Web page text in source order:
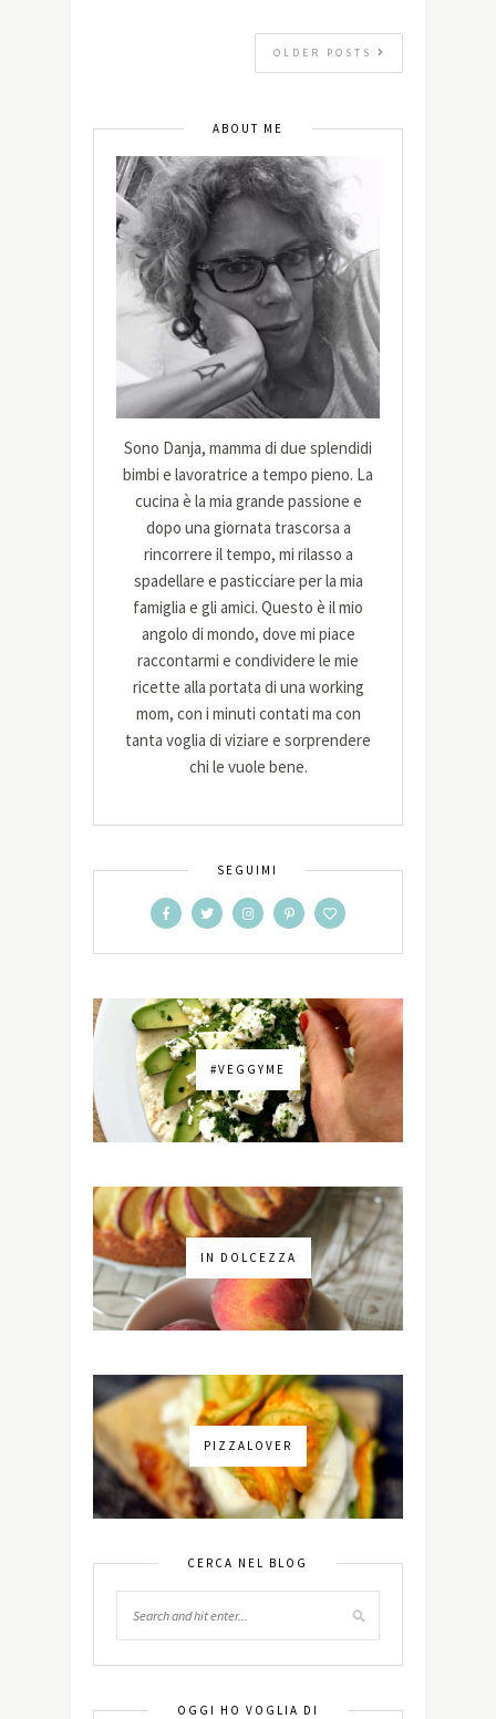
OLDER POSTS
ABOUT ME
Sono Danja, mamma di due splendidi
bimbi e lavoratrice a tempo pieno. La
cucina è la mia grande passione e
dopo una giornata trascorsa a
rincorrere il tempo, mi rilasso a
spadellare e pasticciare per la mia
famiglia e gli amici. Questo è il mio
angolo di mondo, dove mi piace
raccontarmi e condividere le mie
ricette alla portata di una working
mom, con i minuti contati ma con
tanta voglia di viziare e sorprendere
chi le vuole bene.
SEGUIMI
#VEGGYME
IN DOLCEZZA
PIZZALOVER
CERCA NEL BLOG
OGGI HO VOGLIA DI